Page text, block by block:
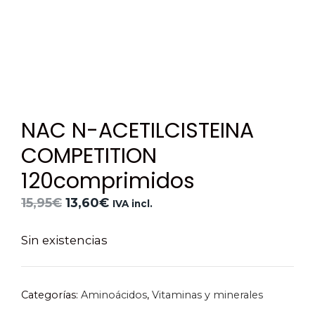
NAC N-ACETILCISTEINA
COMPETITION
120comprimidos
15,95€ El
original
13,60€ElIVA incl.
Sin existencias
Categorías: Aminoácidos, Vitaminas y minerales